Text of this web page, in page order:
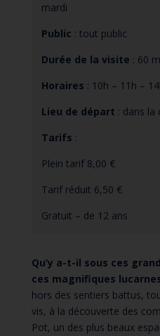
mardi
Public : tout public
Durée de la visite : 60
Horaires : 10h – 11h –
Lieu de départ : dans la
Tarifs :
Plein tarif 8,00 €
Tarif réduit 6,50 €
Gratuit – de 12 ans
Qu’y a-t-il sous ces
ces magnifiques
hors des sentiers battus,
vis, à la découverte des
Pot, un des plus beaux